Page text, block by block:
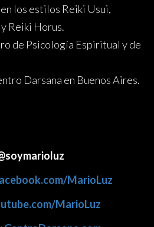
los estilos Reiki Usui,
Reiki Horus.
de Psicología Espiritual y de
Darsana en Buenos Aires.
MarioLuz
MarioLuz